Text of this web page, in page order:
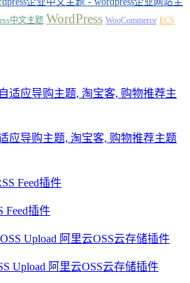
中文主题 WordPress WooCommerce ECS
应导购主题, 淘宝客, 购物推荐主题
Feed插件
Upload 阿里云OSS云存储插件